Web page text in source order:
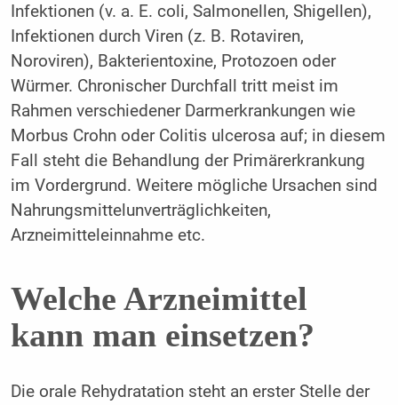
Infektionen (v. a. E. coli, Salmonellen, Shigellen),
Infektionen durch Viren (z. B. Rotaviren,
Noroviren), Bakterientoxine, Protozoen oder
Würmer. Chronischer Durchfall tritt meist im
Rahmen verschiedener Darmerkrankungen wie
Morbus Crohn oder Colitis ulcerosa auf; in diesem
Fall steht die Behandlung der Primärerkrankung
im Vordergrund. Weitere mögliche Ursachen sind
Nahrungsmittelunverträglichkeiten,
Arzneimitteleinnahme etc.
Welche Arzneimittel
kann man einsetzen?
Die orale Rehydratation steht an erster Stelle der